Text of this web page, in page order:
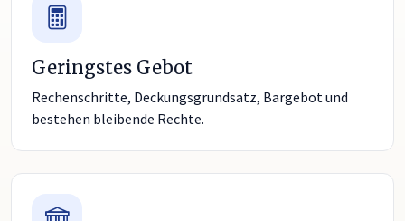
Geringstes Gebot
Rechenschritte, Deckungsgrundsatz, Bargebot und
bestehen bleibende Rechte.